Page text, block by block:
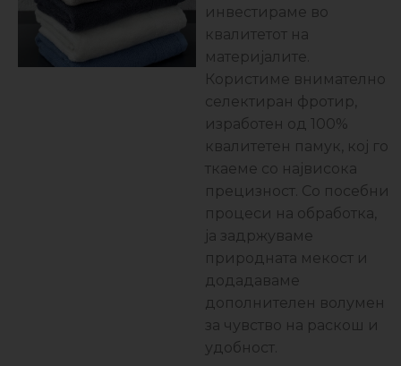
инвестираме во
квалитетот на
материјалите.
Користиме внимателно
селектиран фротир,
изработен од 100%
квалитетен памук, кој го
ткаеме со највисока
прецизност. Со посебни
процеси на обработка,
ја задржуваме
природната мекост и
додадаваме
дополнителен волумен
за чувство на раскош и
удобност.